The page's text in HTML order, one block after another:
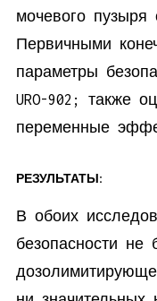
мочевого
Первичными
параметры
URO-902; также
переменные
РЕЗУЛЬТАТЫ:
В обоих
безопасности